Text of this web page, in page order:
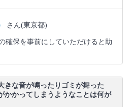
さん(東京都)
確保を事前にしていただけると助
きな音が鳴ったりゴミが舞った
かかってしまうようなことは何が